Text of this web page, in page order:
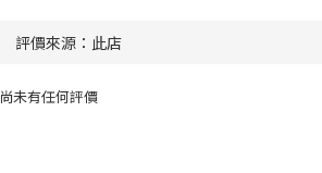
尚未有任何評價